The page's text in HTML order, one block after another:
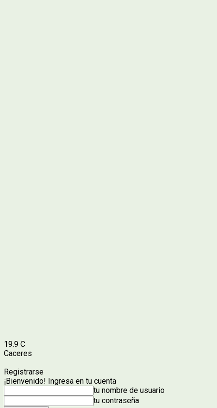
19.9 C
Caceres
Registrarse
¡Bienvenido! Ingresa en tu cuenta
tu nombre de usuario
tu contraseña